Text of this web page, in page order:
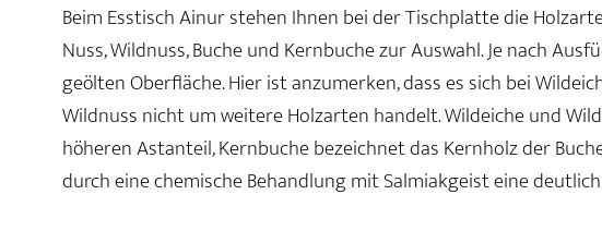
Beim Esstisch Ainur stehen Ihnen bei der Tischplatte die
Nuss, Wildnuss, Buche und Kernbuche zur Auswahl. Je nach
geölten Oberfläche. Hier ist anzumerken, dass es sich bei
Wildnuss nicht um weitere Holzarten handelt. Wildeiche und
höheren Astanteil, Kernbuche bezeichnet das Kernholz der
durch eine chemische Behandlung mit Salmiakgeist eine